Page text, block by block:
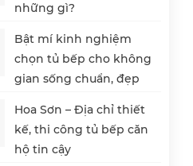
những gì?
Bật mí kinh nghiệm
chọn tủ bếp cho không
gian sống chuẩn, đẹp
Hoa Sơn – Địa chỉ thiết
kế, thi công tủ bếp căn
hộ tin cậy